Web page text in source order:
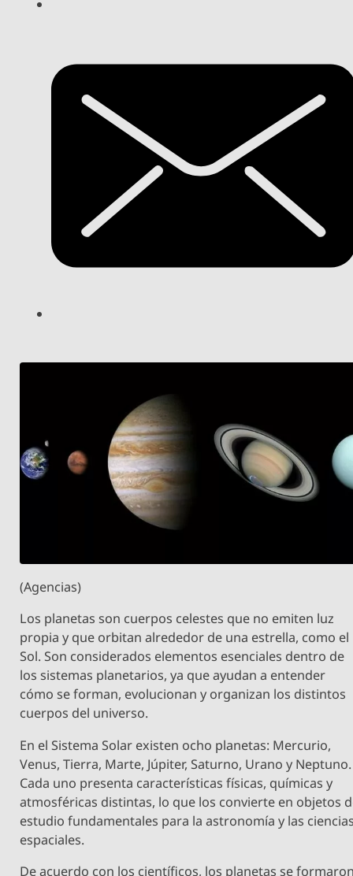
(Agencias)
Los planetas son cuerpos celestes que no emiten luz
propia y que orbitan alrededor de una estrella, como el
Sol. Son considerados elementos esenciales dentro de
los sistemas planetarios, ya que ayudan a entender
cómo se forman, evolucionan y organizan los distintos
cuerpos del universo.
En el Sistema Solar existen ocho planetas: Mercurio,
Venus, Tierra, Marte, Júpiter, Saturno, Urano y Neptuno.
Cada uno presenta características físicas, químicas y
atmosféricas distintas, lo que los convierte en objetos
estudio fundamentales para la astronomía y las
espaciales.
De acuerdo con los científicos, los planetas se